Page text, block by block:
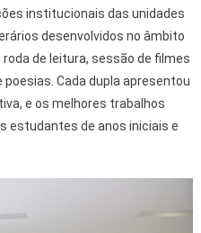
institucionais das unidades
desenvolvidos no âmbito
de leitura, sessão de filmes
Cada dupla apresentou
e os melhores trabalhos
estudantes de anos iniciais e